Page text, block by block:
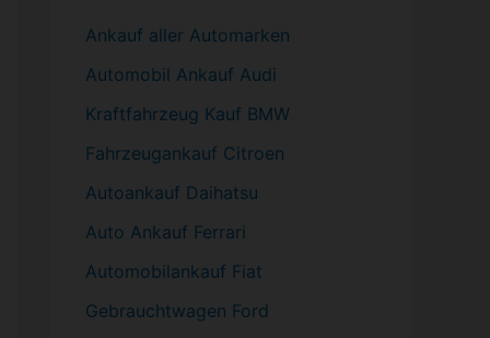
Ankauf aller Automarken
Automobil Ankauf Audi
Kraftfahrzeug Kauf BMW
Fahrzeugankauf Citroen
Autoankauf Daihatsu
Auto Ankauf Ferrari
Automobilankauf Fiat
Gebrauchtwagen Ford